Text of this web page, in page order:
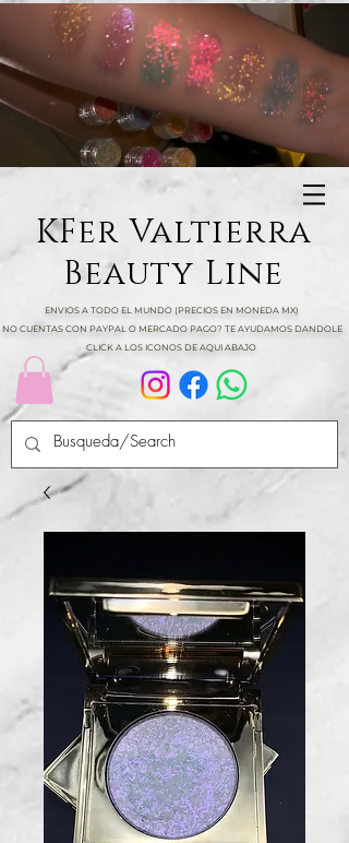
KFer Valtierra
Beauty Line
ENVIOS A TODO EL MUNDO (PRECIOS EN MONEDA MX)
NO CUENTAS CON PAYPAL O MERCADO PAGO? TE AYUDAMOS DANDOLE
CLICK A LOS ICONOS DE AQUI ABAJO